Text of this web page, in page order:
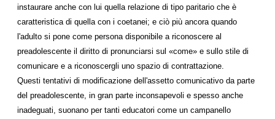
instaurare anche con lui quella relazione di tipo paritario che è
caratteristica di quella con i coetanei; e ciò più ancora quando
l'adulto si pone come persona disponibile a riconoscere al
preadolescente il diritto di pronunciarsi sul «come» e sullo stile di
comunicare e a riconoscergli uno spazio di contrattazione.
Questi tentativi di modificazione dell'assetto comunicativo da parte
del preadolescente, in gran parte inconsapevoli e spesso anche
inadeguati, suonano per tanti educatori come un campanello